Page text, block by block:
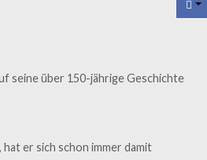
seine über 150-jährige Geschichte
er sich schon immer damit